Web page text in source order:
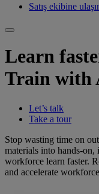
Satış ekibine
Learn
Train with
Let’s talk
Take a tour
Stop wasting time on
materials into hands-on,
workforce learn faster.
and accelerate